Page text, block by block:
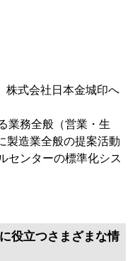
株式会社日本金城印へ
業務全般（営業・生
製造業全般の提案活動
センターの標準化シス
役立つさまざまな情